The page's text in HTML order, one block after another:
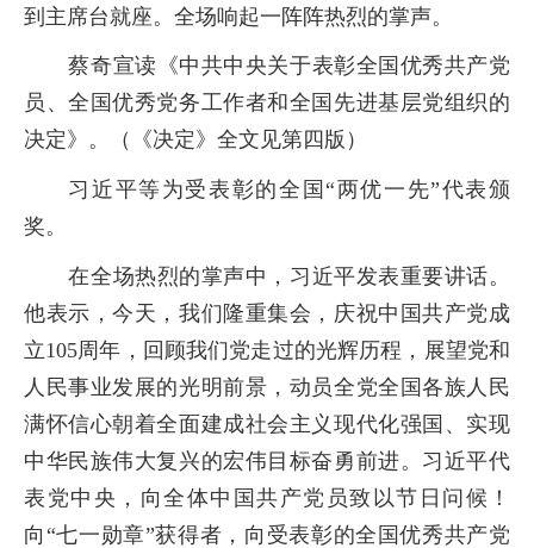
到主席台就座。全场响起一阵阵热烈的掌声。
蔡奇宣读《中共中央关于表彰全国优秀共产党
员、全国优秀党务工作者和全国先进基层党组织的
决定》。（《决定》全文见第四版）
习近平等为受表彰的全国“两优一先”代表颁
奖。
在全场热烈的掌声中，习近平发表重要讲话。
他表示，今天，我们隆重集会，庆祝中国共产党成
立105周年，回顾我们党走过的光辉历程，展望党和
人民事业发展的光明前景，动员全党全国各族人民
满怀信心朝着全面建成社会主义现代化强国、实现
中华民族伟大复兴的宏伟目标奋勇前进。习近平代
表党中央，向全体中国共产党员致以节日问候！
向“七一勋章”获得者，向受表彰的全国优秀共产党